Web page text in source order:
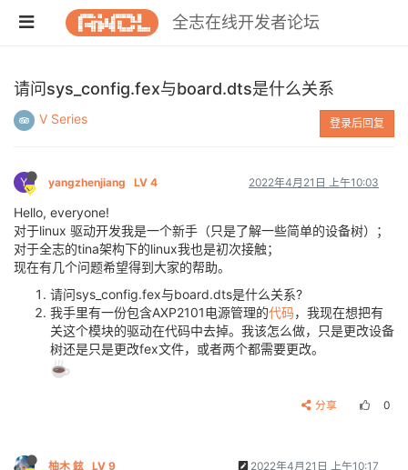
全志在线开发者论坛
请问sys_config.fex与board.dts是什么关系
V Series 登录后回复
Y yangzhenjiang LV 4 2022年4月21日 上午10:03
Hello, everyone!
对于linux 驱动开发我是一个新手（只是了解一些简单的设备树）；
对于全志的tina架构下的linux我也是初次接触；
现在有几个问题希望得到大家的帮助。
请问sys_config.fex与board.dts是什么关系?
我手里有一份包含AXP2101电源管理的代码，我现在想把有
关这个模块的驱动在代码中去掉。我该怎么做，只是更改设备
树还是只是更改fex文件，或者两个都需要更改。
分享 0
柚木 鉉 LV 9 2022年4月21日 上午10:17